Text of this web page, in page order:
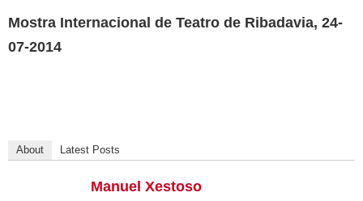
Mostra Internacional de Teatro de Ribadavia, 24-
07-2014
About Latest Posts
Manuel Xestoso